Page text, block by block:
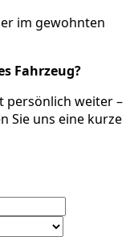
im gewohnten
Fahrzeug?
persönlich weiter –
Sie uns eine kurze